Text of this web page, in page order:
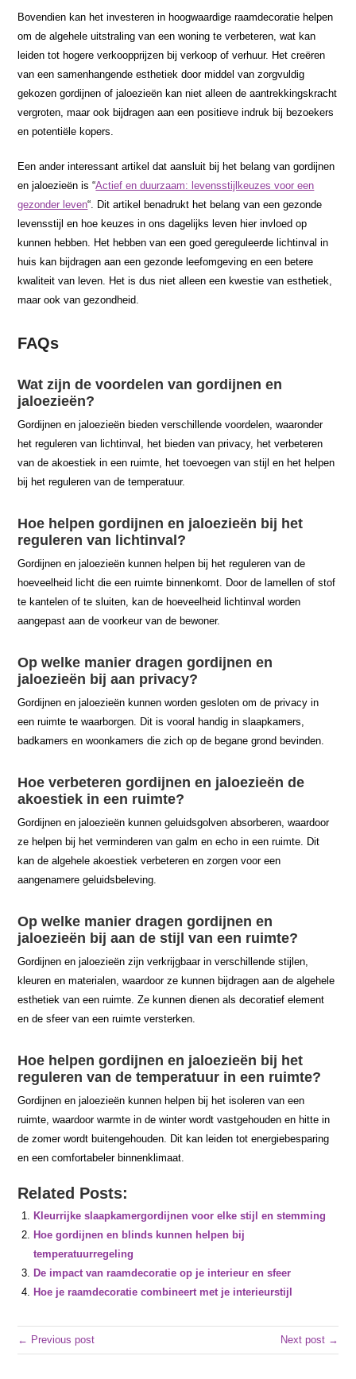
Bovendien kan het investeren in hoogwaardige raamdecoratie helpen
om de algehele uitstraling van een woning te verbeteren, wat kan
leiden tot hogere verkoopprijzen bij verkoop of verhuur. Het creëren
van een samenhangende esthetiek door middel van zorgvuldig
gekozen gordijnen of jaloezieën kan niet alleen de aantrekkingskracht
vergroten, maar ook bijdragen aan een positieve indruk bij bezoekers
en potentiële kopers.
Een ander interessant artikel dat aansluit bij het belang van gordijnen
en jaloezieën is “Actief en duurzaam: levensstijlkeuzes voor een
gezonder leven“. Dit artikel benadrukt het belang van een gezonde
levensstijl en hoe keuzes in ons dagelijks leven hier invloed op
kunnen hebben. Het hebben van een goed gereguleerde lichtinval in
huis kan bijdragen aan een gezonde leefomgeving en een betere
kwaliteit van leven. Het is dus niet alleen een kwestie van esthetiek,
maar ook van gezondheid.
FAQs
Wat zijn de voordelen van gordijnen en
jaloezieën?
Gordijnen en jaloezieën bieden verschillende voordelen, waaronder
het reguleren van lichtinval, het bieden van privacy, het verbeteren
van de akoestiek in een ruimte, het toevoegen van stijl en het helpen
bij het reguleren van de temperatuur.
Hoe helpen gordijnen en jaloezieën bij het
reguleren van lichtinval?
Gordijnen en jaloezieën kunnen helpen bij het reguleren van de
hoeveelheid licht die een ruimte binnenkomt. Door de lamellen of stof
te kantelen of te sluiten, kan de hoeveelheid lichtinval worden
aangepast aan de voorkeur van de bewoner.
Op welke manier dragen gordijnen en
jaloezieën bij aan privacy?
Gordijnen en jaloezieën kunnen worden gesloten om de privacy in
een ruimte te waarborgen. Dit is vooral handig in slaapkamers,
badkamers en woonkamers die zich op de begane grond bevinden.
Hoe verbeteren gordijnen en jaloezieën de
akoestiek in een ruimte?
Gordijnen en jaloezieën kunnen geluidsgolven absorberen, waardoor
ze helpen bij het verminderen van galm en echo in een ruimte. Dit
kan de algehele akoestiek verbeteren en zorgen voor een
aangenamere geluidsbeleving.
Op welke manier dragen gordijnen en
jaloezieën bij aan de stijl van een ruimte?
Gordijnen en jaloezieën zijn verkrijgbaar in verschillende stijlen,
kleuren en materialen, waardoor ze kunnen bijdragen aan de algehele
esthetiek van een ruimte. Ze kunnen dienen als decoratief element
en de sfeer van een ruimte versterken.
Hoe helpen gordijnen en jaloezieën bij het
reguleren van de temperatuur in een ruimte?
Gordijnen en jaloezieën kunnen helpen bij het isoleren van een
ruimte, waardoor warmte in de winter wordt vastgehouden en hitte in
de zomer wordt buitengehouden. Dit kan leiden tot energiebesparing
en een comfortabeler binnenklimaat.
Related Posts:
Kleurrijke slaapkamergordijnen voor elke stijl en stemming
Hoe gordijnen en blinds kunnen helpen bij
temperatuurregeling
De impact van raamdecoratie op je interieur en sfeer
Hoe je raamdecoratie combineert met je interieurstijl
← Previous post Next post →